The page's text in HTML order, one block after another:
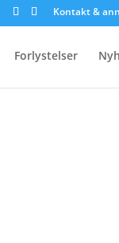
Kontakt &
Forlystelser